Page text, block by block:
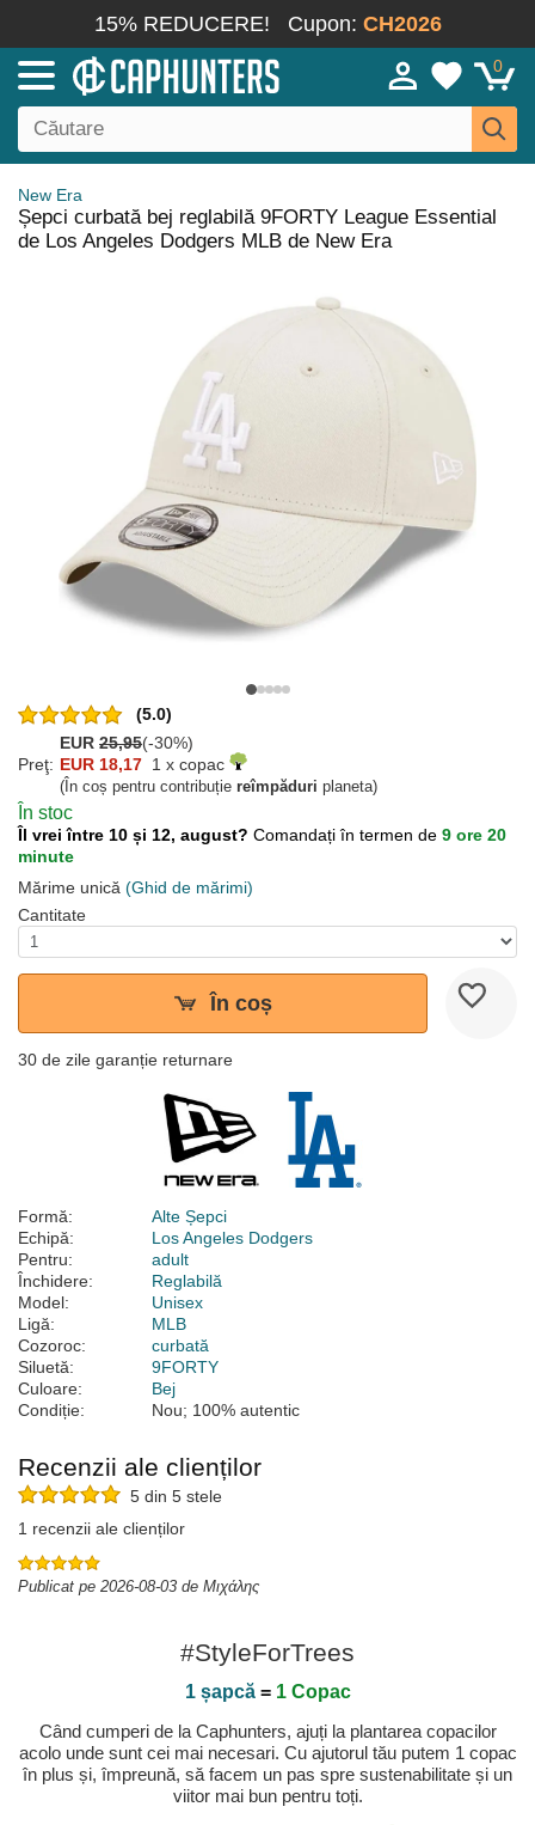
15% REDUCERE! Cupon: CH2026
0
New Era
Șepci curbată bej reglabilă 9FORTY League Essential
de Los Angeles Dodgers MLB de New Era
(5.0)
EUR 25,95(-30%)
Preţ: EUR 18,17 1 x copac
(În coș pentru contribuție reîmpăduri planeta)
În stoc
Îl vrei între 10 și 12, august? Comandați în termen de 9 ore 20
minute
Mărime unică (Ghid de mărimi)
Cantitate
În coș
30 de zile garanție returnare
Formă:
Alte Șepci
Echipă:
Los Angeles Dodgers
Pentru:
adult
Închidere:
Reglabilă
Model:
Unisex
Ligă:
MLB
Cozoroc:
curbată
Siluetă:
9FORTY
Culoare:
Bej
Condiție:
Nou; 100% autentic
Recenzii ale clienților
5 din 5 stele
1 recenzii ale clienților
Publicat pe 2026-08-03 de Μιχάλης
#StyleForTrees
1 șapcă= 1 Copac
Când cumperi de la Caphunters, ajuți la plantarea copacilor
acolo unde sunt cei mai necesari. Cu ajutorul tău putem 1 copac
în plus și, împreună, să facem un pas spre sustenabilitate și un
viitor mai bun pentru toți.